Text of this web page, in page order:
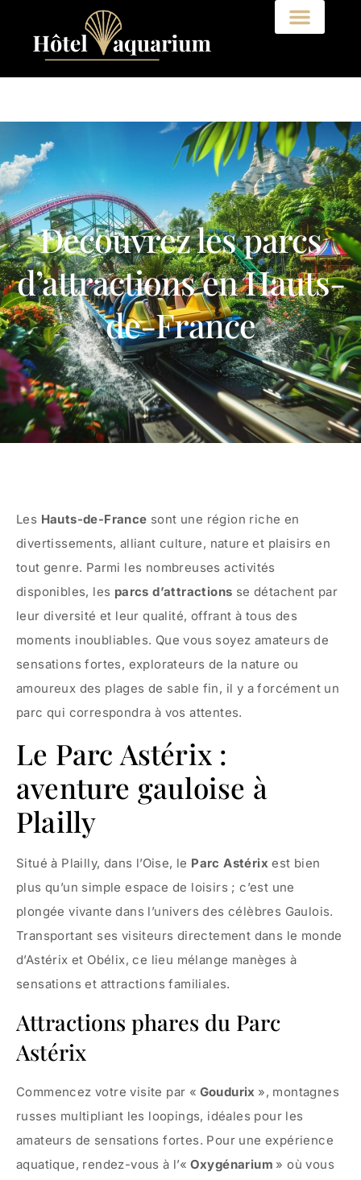
Decouvrez les parcs
d’attractions en Hauts-
de-France
Les Hauts-de-France sont une région riche en
divertissements, alliant culture, nature et plaisirs en
tout genre. Parmi les nombreuses activités
disponibles, les parcs d’attractions se détachent par
leur diversité et leur qualité, offrant à tous des
moments inoubliables. Que vous soyez amateurs de
sensations fortes, explorateurs de la nature ou
amoureux des plages de sable fin, il y a forcément un
parc qui correspondra à vos attentes.
Le Parc Astérix :
aventure gauloise à
Plailly
Situé à Plailly, dans l’Oise, le Parc Astérix est bien
plus qu’un simple espace de loisirs ; c’est une
plongée vivante dans l’univers des célèbres Gaulois.
Transportant ses visiteurs directement dans le monde
d’Astérix et Obélix, ce lieu mélange manèges à
sensations et attractions familiales.
Attractions phares du Parc
Astérix
Commencez votre visite par « Goudurix », montagnes
russes multipliant les loopings, idéales pour les
amateurs de sensations fortes. Pour une expérience
aquatique, rendez-vous à l’« Oxygénarium » où vous